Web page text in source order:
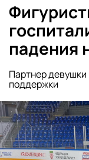
падения
Партнер девушки
поддержки